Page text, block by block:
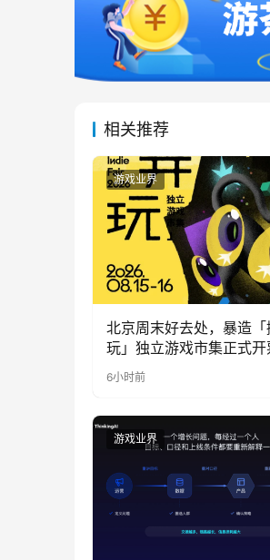
相关推荐
游戏业界
北京周末好去处，暴造「
玩」独立游戏市集正式开
6小时前
游戏业界